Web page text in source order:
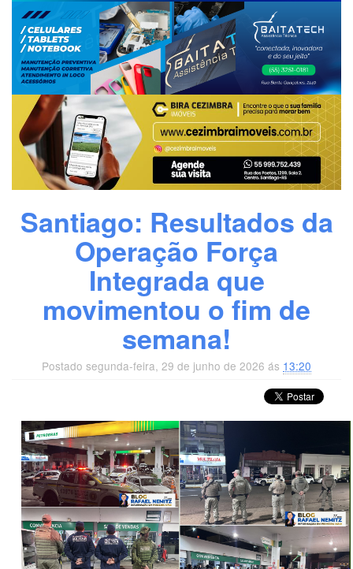
Santiago: Resultados da
Operação Força
Integrada que
movimentou o fim de
semana!
Postado segunda-feira, 29 de junho de 2026 ás 13:20